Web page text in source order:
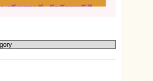
23. ཕོ་རྒོད་པོ།
5. འགྲོ་བ་བཟང་མོ། - བོད་ལྗོངས་ལྷ་མོ་ཚོགས་པ།